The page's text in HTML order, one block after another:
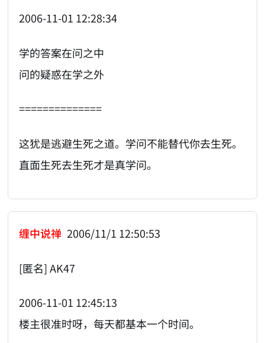
2006-11-01 12:28:34
学的答案在问之中
问的疑惑在学之外
==============
这犹是逃避生死之道。学问不能替代你去生死。
直面生死去生死才是真学问。
缠中说禅 2006/11/1 12:50:53
[匿名] AK47
2006-11-01 12:45:13
楼主很准时呀，每天都基本一个时间。